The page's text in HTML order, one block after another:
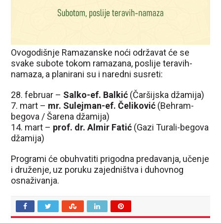
Ovogodišnje Ramazanske noći održavat će se
svake subote tokom ramazana, poslije teravih-
namaza, a planirani su i naredni susreti:
28. februar – Salko-ef. Balkić (Čaršijska džamija)
7. mart – mr. Sulejman-ef. Čeliković (Behram-
begova / Šarena džamija)
14. mart – prof. dr. Almir Fatić (Gazi Turali-begova
džamija)
Programi će obuhvatiti prigodna predavanja, učenje
i druženje, uz poruku zajedništva i duhovnog
osnaživanja.